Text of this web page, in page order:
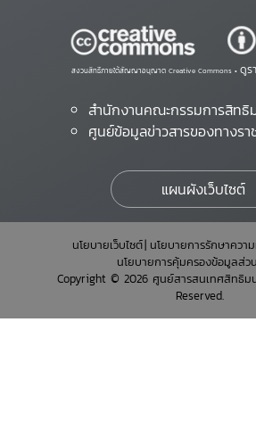
สงวนสิทธิ์ภายใต้สัญญาอนุญาต Creative Commons • ดูร
สำนักงานคณะกรรมการสิทธิ
ศูนย์ข้อมูลข่าวสารของทางรา
แผนผังเว็บไซต์
นโยบายเว็บไซต์ นโยบายการรักษาคว
นโยบายการคุ้มครองข้อมูลส่
Copyright © 2026 ศูนย์สารสนเทศสิทธิ
Reserved.